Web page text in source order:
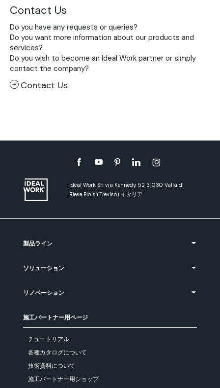
Contact Us
Do you have any requests or queries?
Do you want more information about our products and
services?
Do you wish to become an Ideal Work partner or simply
contact the company?
Contact Us
Ideal Work Srl via Kennedy, 52 31030 Vallà di
Riese Pio X (Treviso) イタリア
製品ライン
ソリューション
リノベーション
施工パートナー用ページ
チュートリアル
各種カタログについて
技術資料について
施工パートナー用ショップ